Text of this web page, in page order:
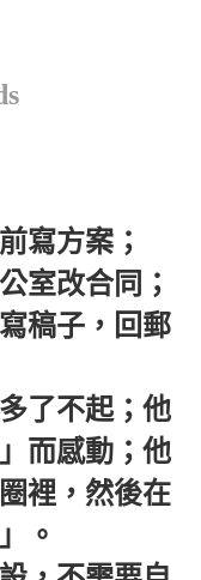
寫方案；
室改合同；
稿子，回郵
了不起；他
而感動；他
裡，然後在
。